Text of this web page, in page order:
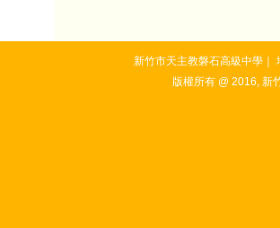
新竹市天主教磐石高級中學｜
版權所有 @ 2016, 新